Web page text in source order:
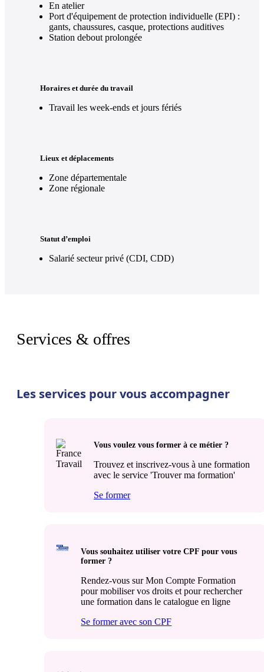
En atelier
Port d'équipement de protection individuelle (EPI) :
gants, chaussures, casque, protections auditives
Station debout prolongée
Horaires et durée du travail
Travail les week-ends et jours fériés
Lieux et déplacements
Zone départementale
Zone régionale
Statut d’emploi
Salarié secteur privé (CDI, CDD)
Services & offres
Les services pour vous accompagner
Vous voulez vous former à ce métier ?
Trouvez et inscrivez-vous à une formation
avec le service 'Trouver ma formation'
Se former
Vous souhaitez utiliser votre CPF pour vous
former ?
Rendez-vous sur Mon Compte Formation
pour mobiliser vos droits et pour rechercher
une formation dans le catalogue en ligne
Se former avec son CPF